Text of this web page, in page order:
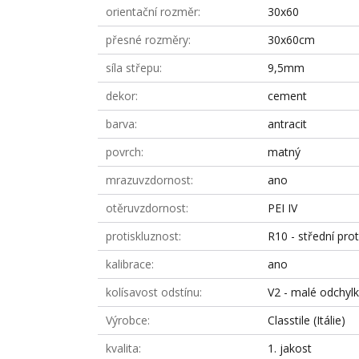
orientační rozměr
30x60
přesné rozměry
30x60cm
síla střepu
9,5mm
dekor
cement
barva
antracit
povrch
matný
mrazuvzdornost
ano
otěruvzdornost
PEI IV
protiskluznost
R10 - střední
kalibrace
ano
kolísavost odstínu
V2 - malé
Výrobce
Classtile (Itálie)
kvalita
1. jakost